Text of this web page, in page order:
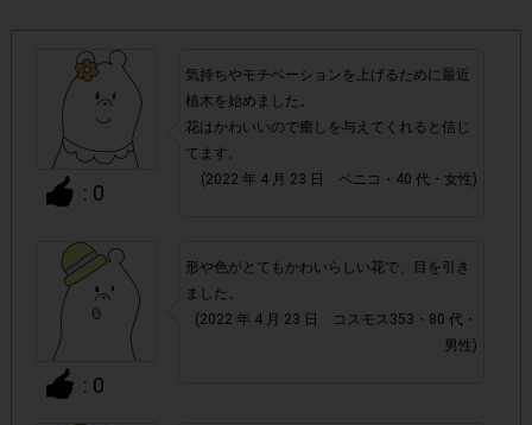
だくこともあります。
・スマートフォン、携帯電話、タブレットPCにつきまし
て、機種によってはアンケートに回答できない場合がござい
ます。
チェックポイントの条件を満たしていない場合
・ECサイトやネットスーパーでのご購入
: 0
気持ちやモチベーションを上げるために最近
植木を始めました。
花はかわいいので癒しを与えてくれると信じ
てます。
(2022 年 4 月 23 日 ベニコ・40 代・女性)
: 0
形や色がとてもかわいらしい花で、目を引き
ました。
(2022 年 4 月 23 日 コスモス353・80 代・
男性)